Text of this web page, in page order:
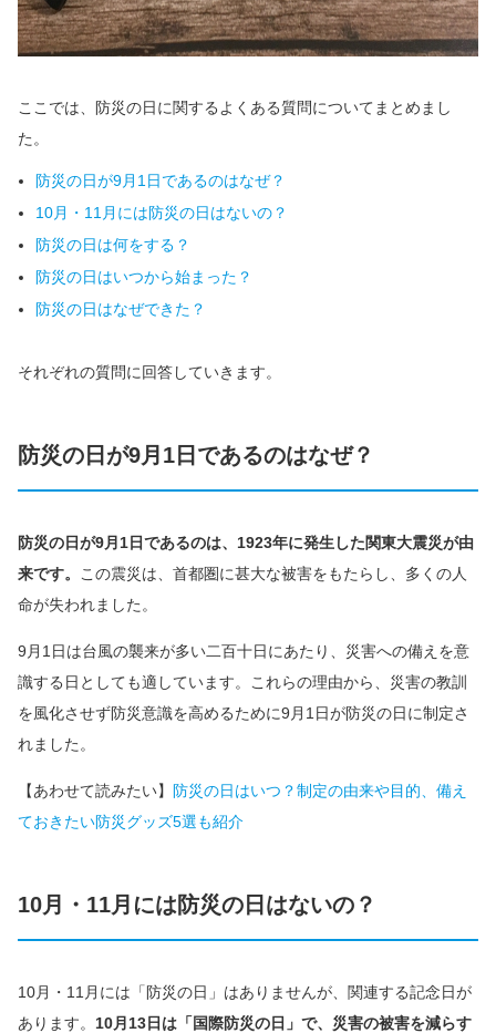
ここでは、防災の日に関するよくある質問についてまとめまし
た。
防災の日が9月1日であるのはなぜ？
10月・11月には防災の日はないの？
防災の日は何をする？
防災の日はいつから始まった？
防災の日はなぜできた？
それぞれの質問に回答していきます。
防災の日が9月1日であるのはなぜ？
防災の日が9月1日であるのは、1923年に発生した関東大震災が由
来です。
この震災は、首都圏に甚大な被害をもたらし、多くの人
命が失われました。
9月1日は台風の襲来が多い二百十日にあたり、災害への備えを意
識する日としても適しています。これらの理由から、災害の教訓
を風化させず防災意識を高めるために9月1日が防災の日に制定さ
れました。
【あわせて読みたい】 防災の日はいつ？制定の由来や目的、備え
ておきたい防災グッズ5選も紹介
10月・11月には防災の日はないの？
10月・11月には「防災の日」はありませんが、関連する記念日が
あります。 10月13日は「国際防災の日」で、災害の被害を減らす